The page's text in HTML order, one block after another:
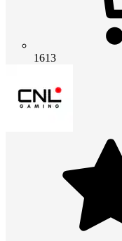
1613